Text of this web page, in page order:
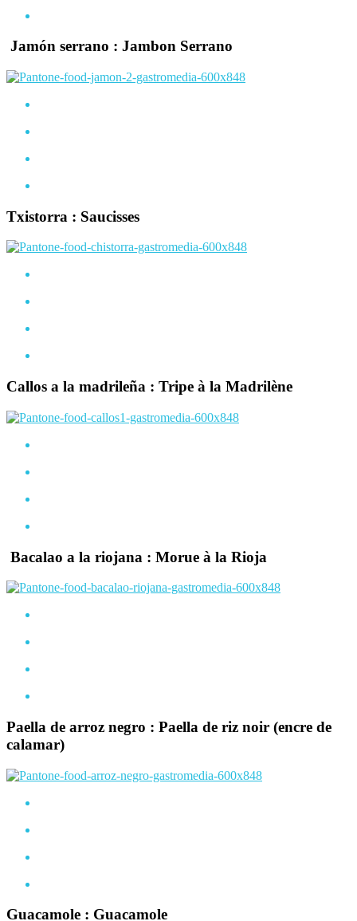
Jamón serrano : Jambon Serrano
Txistorra : Saucisses
Callos a la madrileña : Tripe à la Madrilène
Bacalao a la riojana : Morue à la Rioja
Paella de arroz negro : Paella de riz noir (encre de
calamar)
Guacamole : Guacamole